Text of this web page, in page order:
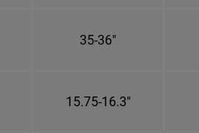
35-36"
15.75-16.3"